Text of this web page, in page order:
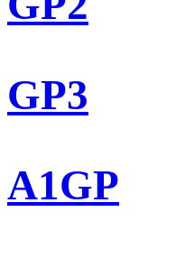
GP3
A1GP